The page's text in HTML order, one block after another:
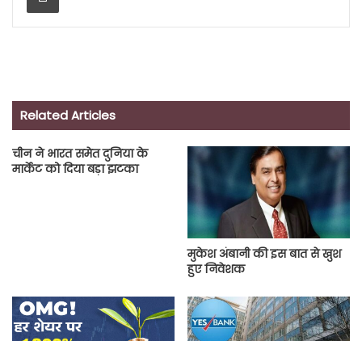
Related Articles
चीन ने भारत समेत दुनिया के
मार्केट को दिया बड़ा झटका
मुकेश अंबानी की इस बात से खुश
हुए निवेशक